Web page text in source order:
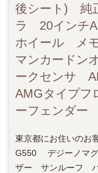
後シート) 純
ラ 20インチ
ホイール メ
マンカードン
ークセンサ
AMGタイプ
ーフェンダー
東京都にお住いのお
G550 デジーノマグ
ザー サンルーフ バ